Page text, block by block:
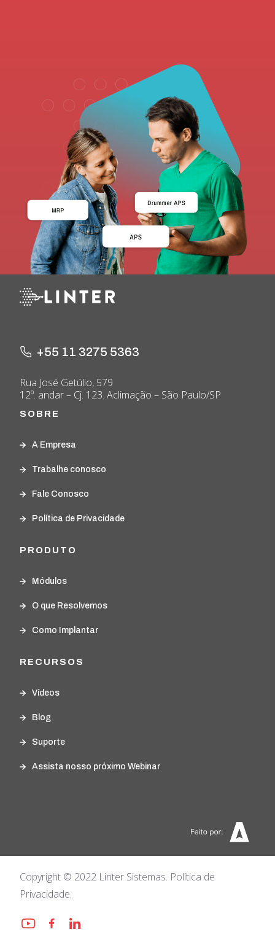
+55 11 3275 5363
Rua José Getúlio, 579
12º. andar – Cj. 123. Aclimação – São Paulo/SP
SOBRE
A Empresa
Trabalhe conosco
Fale Conosco
Política de Privacidade
PRODUTO
Módulos
O que Resolvemos
Como Implantar
RECURSOS
Vídeos
Blog
Suporte
Assista nosso próximo Webinar
Copyright © 2022 Linter Sistemas. Política de
Privacidade.